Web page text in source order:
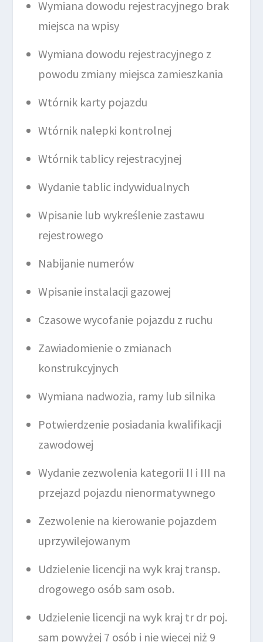
Wymiana dowodu rejestracyjnego brak
miejsca na wpisy
Wymiana dowodu rejestracyjnego z
powodu zmiany miejsca zamieszkania
Wtórnik karty pojazdu
Wtórnik nalepki kontrolnej
Wtórnik tablicy rejestracyjnej
Wydanie tablic indywidualnych
Wpisanie lub wykreślenie zastawu
rejestrowego
Nabijanie numerów
Wpisanie instalacji gazowej
Czasowe wycofanie pojazdu z ruchu
Zawiadomienie o zmianach
konstrukcyjnych
Wymiana nadwozia, ramy lub silnika
Potwierdzenie posiadania kwalifikacji
zawodowej
Wydanie zezwolenia kategorii II i III na
przejazd pojazdu nienormatywnego
Zezwolenie na kierowanie pojazdem
uprzywilejowanym
Udzielenie licencji na wyk kraj transp.
drogowego osób sam osob.
Udzielenie licencji na wyk kraj tr dr poj.
sam powyżej 7 osób i nie więcej niż 9